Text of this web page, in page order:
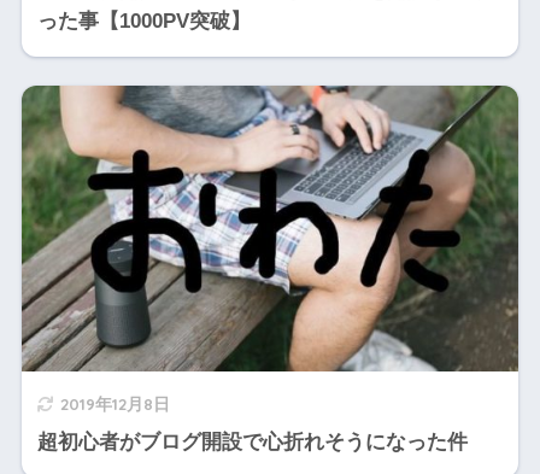
った事【1000PV突破】
2019年12月8日
超初心者がブログ開設で心折れそうになった件